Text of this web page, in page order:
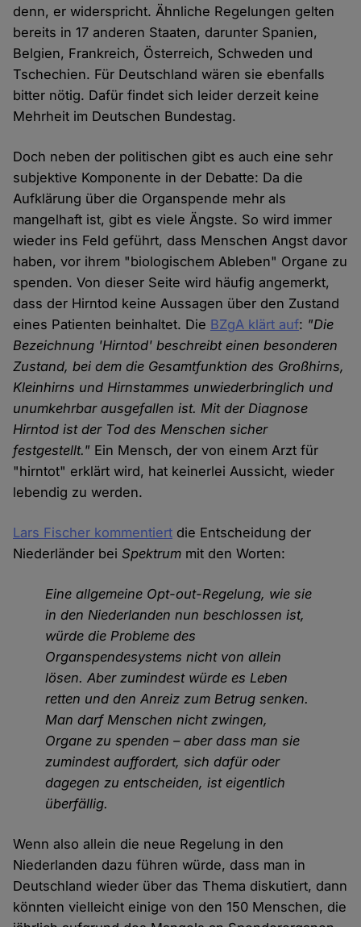
denn, er widerspricht. Ähnliche Regelungen gelten
bereits in 17 anderen Staaten, darunter Spanien,
Belgien, Frankreich, Österreich, Schweden und
Tschechien. Für Deutschland wären sie ebenfalls
bitter nötig. Dafür findet sich leider derzeit keine
Mehrheit im Deutschen Bundestag.
Doch neben der politischen gibt es auch eine sehr
subjektive Komponente in der Debatte: Da die
Aufklärung über die Organspende mehr als
mangelhaft ist, gibt es viele Ängste. So wird immer
wieder ins Feld geführt, dass Menschen Angst davor
haben, vor ihrem "biologischem Ableben" Organe zu
spenden. Von dieser Seite wird häufig angemerkt,
dass der Hirntod keine Aussagen über den Zustand
eines Patienten beinhaltet. Die BZgA klärt auf: "Die
Bezeichnung 'Hirntod' beschreibt einen besonderen
Zustand, bei dem die Gesamtfunktion des Großhirns,
Kleinhirns und Hirnstammes unwiederbringlich und
unumkehrbar ausgefallen ist. Mit der Diagnose
Hirntod ist der Tod des Menschen sicher
festgestellt." Ein Mensch, der von einem Arzt für
"hirntot" erklärt wird, hat keinerlei Aussicht, wieder
lebendig zu werden.
Lars Fischer kommentiert die Entscheidung der
Niederländer beiSpektrum mit den Worten:
Eine allgemeine Opt-out-Regelung, wie sie
in den Niederlanden nun beschlossen ist,
würde die Probleme des
Organspendesystems nicht von allein
lösen. Aber zumindest würde es Leben
retten und den Anreiz zum Betrug senken.
Man darf Menschen nicht zwingen,
Organe zu spenden – aber dass man sie
zumindest auffordert, sich dafür oder
dagegen zu entscheiden, ist eigentlich
überfällig.
Wenn also allein die neue Regelung in den
Niederlanden dazu führen würde, dass man in
Deutschland wieder über das Thema diskutiert, dann
könnten vielleicht einige von den 150 Menschen, die